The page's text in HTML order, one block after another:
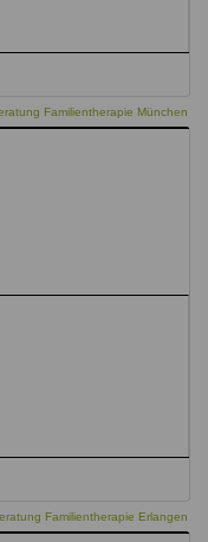
Familientherapie München
Familientherapie Erlangen